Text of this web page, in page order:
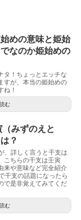
めの意味と姫始
なのか姫始めの
タ！ちょっとエッチな
すが、本当の姫始めの
ね！
む
みずのえと
？
、詳しく言うと干支は
こちらの干支は壬寅
来や意味など完全紹介
干支の話題になったら
で是非覚えてみてくだ
む